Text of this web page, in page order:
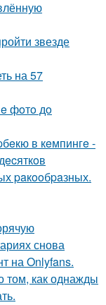
звезде
на 57
фoтo дo
в кeмпингe -
paкooбpaзных.
снова
на Onlyfans.
том, как однажды